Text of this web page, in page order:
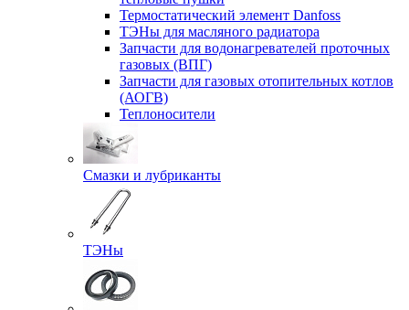
Термостатический элемент Danfoss
ТЭНы для масляного радиатора
Запчасти для водонагревателей проточных
газовых (ВПГ)
Запчасти для газовых отопительных котлов
(АОГВ)
Теплоносители
Смазки и лубриканты
ТЭНы